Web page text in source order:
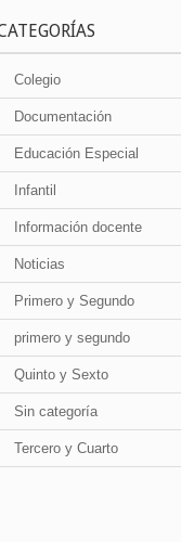
Colegio
Documentación
Educación Especial
Infantil
Información docente
Noticias
Primero y Segundo
primero y segundo
Quinto y Sexto
Sin categoría
Tercero y Cuarto